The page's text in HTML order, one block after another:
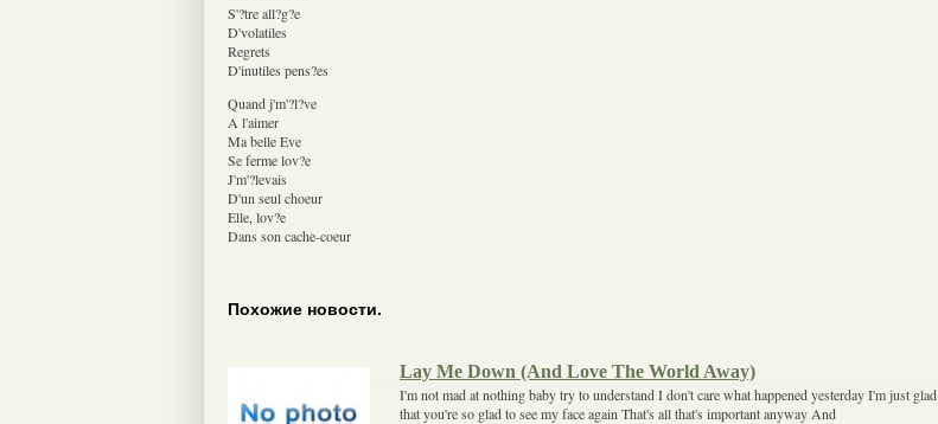
S'?tre all?g?e
D'volatiles
Regrets
D'inutiles pens?es
Quand j'm'?l?ve
A l'aimer
Ma belle Eve
Se ferme lov?e
J'm'?levais
D'un seul choeur
Elle, lov?e
Dans son cache-coeur
Похожие новости.
Lay Me Down (And Love The World Away)
I'm not mad at nothing baby try to understand I don't care what happened yesterday I'm just glad
that you're so glad to see my face again That's all that's important anyway And